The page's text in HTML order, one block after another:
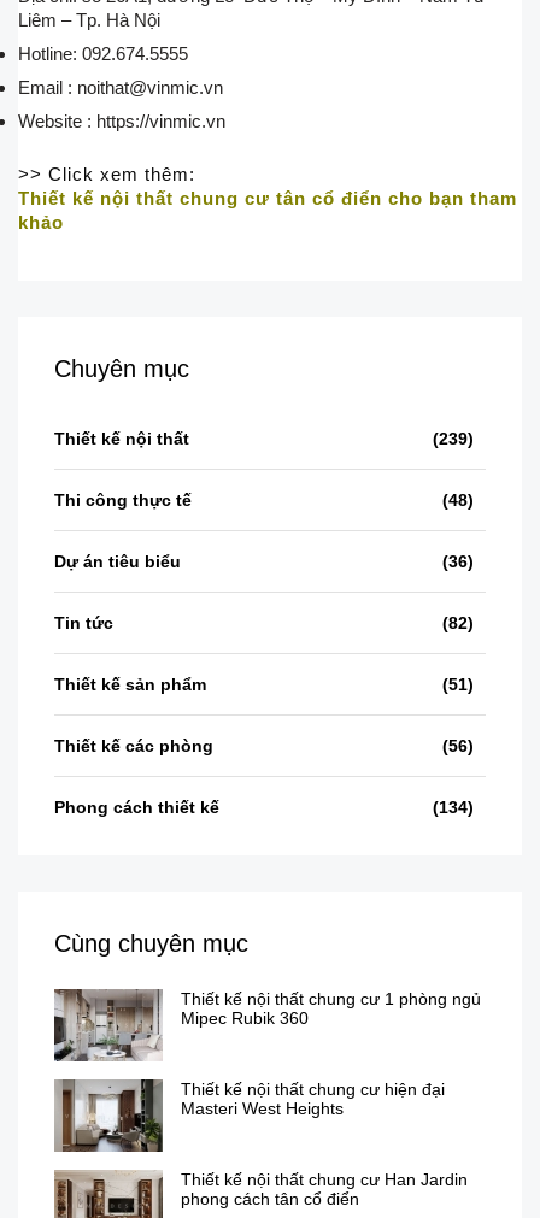
Liêm – Tp. Hà Nội
Hotline: 092.674.5555
Email : noithat@vinmic.vn
Website : https://vinmic.vn
>> Click xem thêm:
Thiết kế nội thất chung cư tân cổ điển cho bạn tham
khảo
Chuyên mục
Thiết kế nội thất (239)
Thi công thực tế (48)
Dự án tiêu biểu (36)
Tin tức (82)
Thiết kế sản phẩm (51)
Thiết kế các phòng (56)
Phong cách thiết kế (134)
Cùng chuyên mục
Thiết kế nội thất chung cư 1 phòng ngủ
Mipec Rubik 360
Thiết kế nội thất chung cư hiện đại
Masteri West Heights
Thiết kế nội thất chung cư Han Jardin
phong cách tân cổ điển